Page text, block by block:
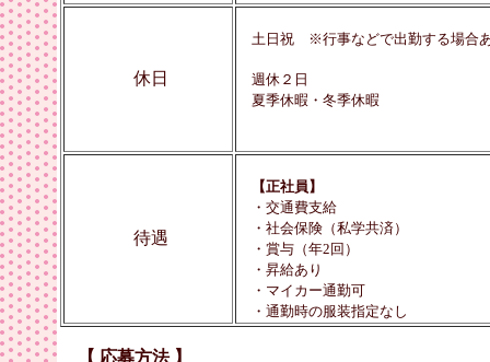
休日
土日祝 ※行事などで出勤する場合
週休２日
夏季休暇・冬季休暇
待遇
【正社員】
・交通費支給
・社会保険（私学共済）
・賞与（年2回）
・昇給あり
・マイカー通勤可
・通勤時の服装指定なし
【 応募方法 】